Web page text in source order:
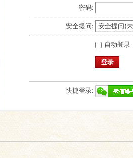
密码:
安全提问:
自动登录
登录
快捷登录: